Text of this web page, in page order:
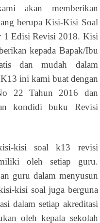
akan memberikan
berupa Kisi-Kisi Soal
1 Edisi Revisi 2018. Kisi
kepada Bapak/Ibu
dan mudah dalam
ini kami buat dengan
22 Tahun 2016 dan
kondidi buku Revisi
kisi soal k13 revisi
oleh setiap guru.
guru dalam menyusun
kisi soal juga berguna
dalam setiap akreditasi
oleh kepala sekolah